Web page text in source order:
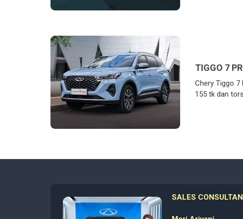
TIGGO 7
Chery Tiggo 7
155 tk dan
SALES